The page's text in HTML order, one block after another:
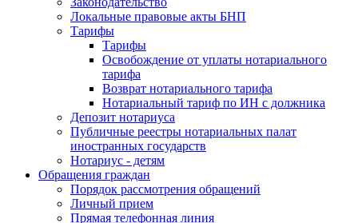
Локальные правовые акты БНП
Тарифы
Тарифы
Освобождение от уплаты нотариального
тарифа
Возврат нотариального тарифа
Нотариальный тариф по ИН с должника
Депозит нотариуса
Публичные реестры нотариальных палат
иностранных государств
Нотариус - детям
Обращения граждан
Порядок рассмотрения обращений
Личный прием
Прямая телефонная линия